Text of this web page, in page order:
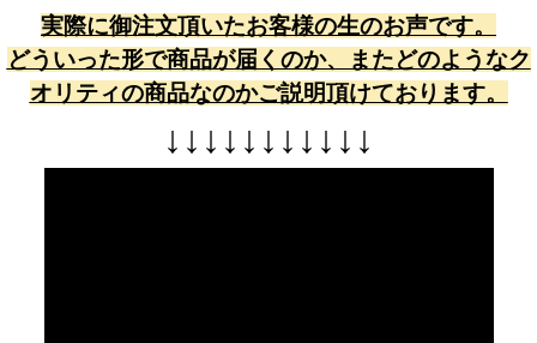
実際に御注文頂いたお客様の生のお声です。
どういった形で商品が届くのか、またどのようなク
オリティの商品なのかご説明頂けております。
↓ ↓ ↓ ↓ ↓ ↓ ↓ ↓ ↓ ↓ ↓